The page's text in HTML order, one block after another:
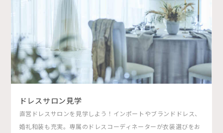
ドレスサロン見学
直営ドレスサロンを見学しよう！インポートやブランドドレス、
婚礼和装も充実。専属のドレスコーディネーターが衣装選びをお